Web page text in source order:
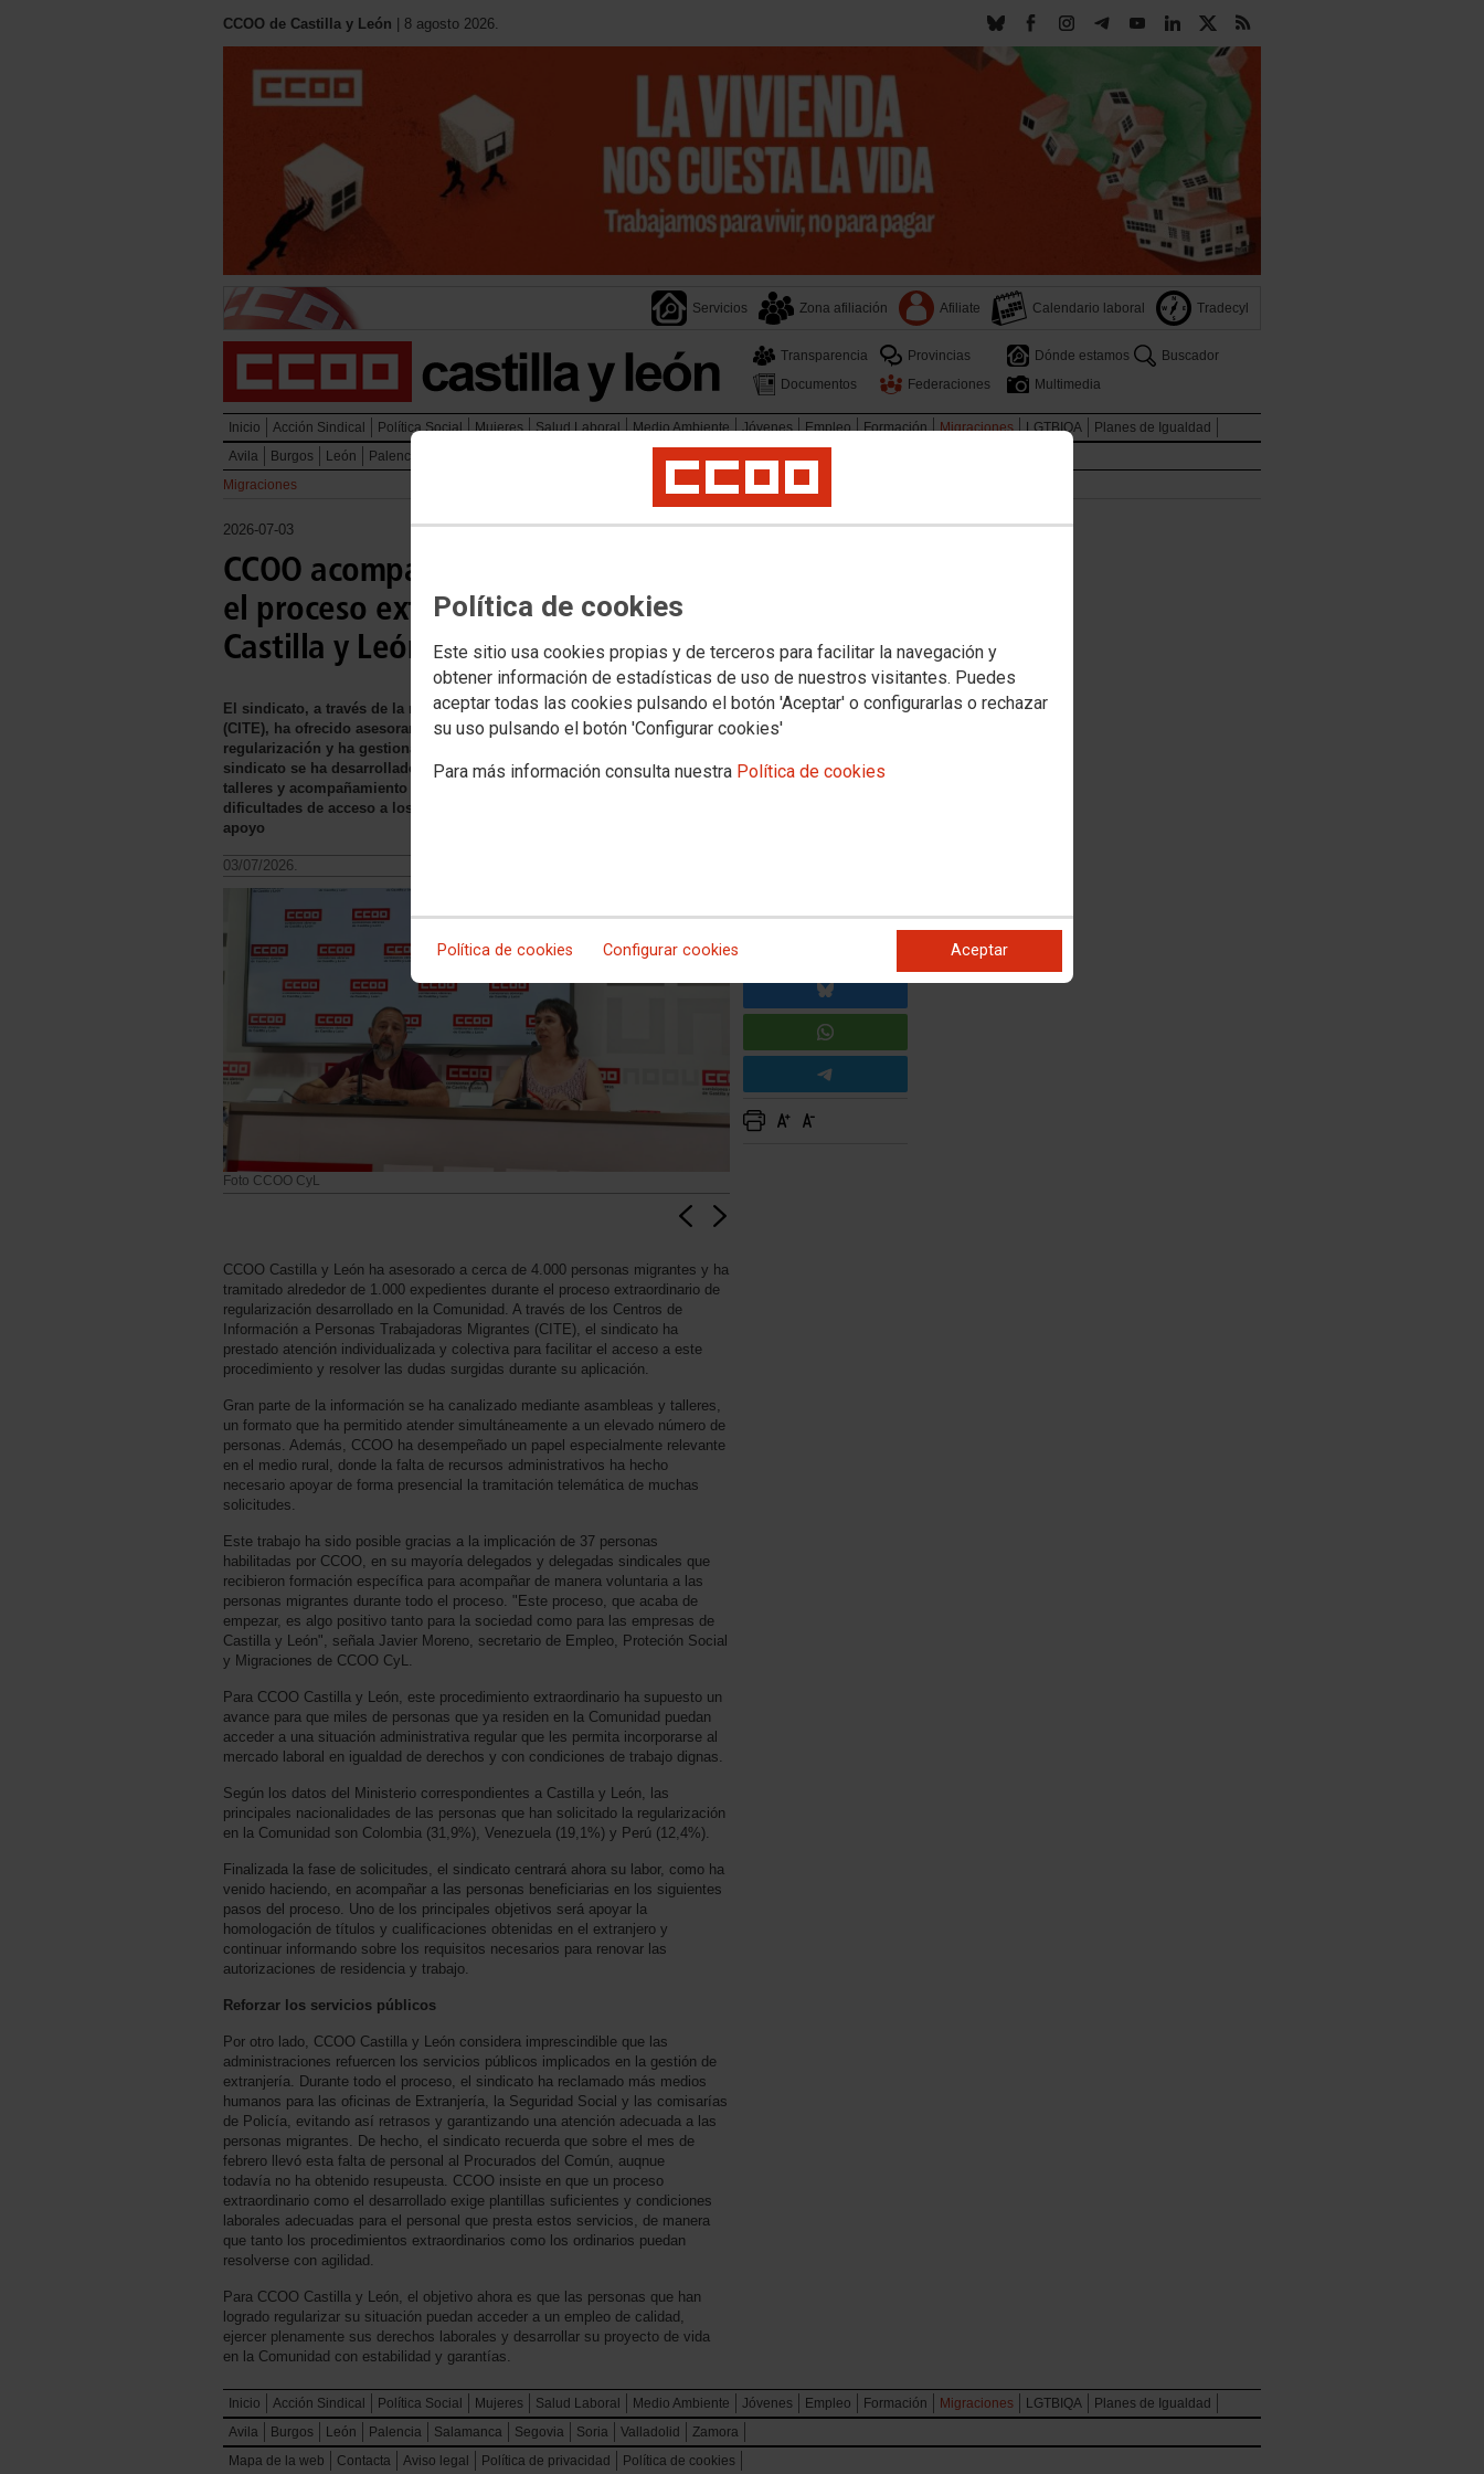
Política de cookies
Este sitio usa cookies propias y de terceros para facilitar la navegación y
obtener información de estadísticas de uso de nuestros visitantes. Puedes
aceptar todas las cookies pulsando el botón 'Aceptar' o configurarlas o rechazar
su uso pulsando el botón 'Configurar cookies'
Para más información consulta nuestra Política de cookies
Política de cookies Configurar cookies Aceptar
CCOO de Castilla y León | 8 agosto 2026.
Servicios Zona afiliación Afiliate Calendario laboral Tradecyl
Transparencia Provincias Dónde estamos
Buscador
Documentos
Federaciones Multimedia
Inicio Acción Sindical Política Social Mujeres Salud Laboral Medio Ambiente Jóvenes Empleo Formación Migraciones LGTBIQA
Planes de Igualdad
Avila
Burgos León Palencia
Migraciones
2026-07-03
CCOO acompaña a 4.000 personas migrantes en
el proceso extraordinario de regularización en
Castilla y León
El sindicato, a través de la red de Centros de Información a Personas Trabajadoras Migrantes
(CITE), ha ofrecido asesoramiento a cerca de 4.000 personas durante el proceso extraordinario de
regularización y ha gestionado alrededor de 1.000 expedientes en toda la Comunidad. La labor del
sindicato se ha desarrollado tanto mediante atención individual como a través de asambleas,
talleres y acompañamiento especializado, con especial incidencia en el medio rural, donde las
dificultades de acceso a los servicios administrativos han hecho especialmente necesario este
apoyo
03/07/2026.
Foto CCOO CyL
CCOO Castilla y León ha asesorado a cerca de 4.000 personas migrantes y ha
tramitado alrededor de 1.000 expedientes durante el proceso extraordinario de
regularización desarrollado en la Comunidad. A través de los Centros de
Información a Personas Trabajadoras Migrantes (CITE), el sindicato ha
prestado atención individualizada y colectiva para facilitar el acceso a este
procedimiento y resolver las dudas surgidas durante su aplicación.
Gran parte de la información se ha canalizado mediante asambleas y talleres,
un formato que ha permitido atender simultáneamente a un elevado número de
personas. Además, CCOO ha desempeñado un papel especialmente relevante
en el medio rural, donde la falta de recursos administrativos ha hecho
necesario apoyar de forma presencial la tramitación telemática de muchas
solicitudes.
Este trabajo ha sido posible gracias a la implicación de 37 personas
habilitadas por CCOO, en su mayoría delegados y delegadas sindicales que
recibieron formación específica para acompañar de manera voluntaria a las
personas migrantes durante todo el proceso. "Este proceso, que acaba de
empezar, es algo positivo tanto para la sociedad como para las empresas de
Castilla y León", señala Javier Moreno, secretario de Empleo, Proteción Social
y Migraciones de CCOO CyL.
Para CCOO Castilla y León, este procedimiento extraordinario ha supuesto un
avance para que miles de personas que ya residen en la Comunidad puedan
acceder a una situación administrativa regular que les permita incorporarse al
mercado laboral en igualdad de derechos y con condiciones de trabajo dignas.
Según los datos del Ministerio correspondientes a Castilla y León, las
principales nacionalidades de las personas que han solicitado la regularización
en la Comunidad son Colombia (31,9%), Venezuela (19,1%) y Perú (12,4%).
Finalizada la fase de solicitudes, el sindicato centrará ahora su labor, como ha
venido haciendo, en acompañar a las personas beneficiarias en los siguientes
pasos del proceso. Uno de los principales objetivos será apoyar la
homologación de títulos y cualificaciones obtenidas en el extranjero y
continuar informando sobre los requisitos necesarios para renovar las
autorizaciones de residencia y trabajo.
Reforzar los servicios públicos
Por otro lado, CCOO Castilla y León considera imprescindible que las
administraciones refuercen los servicios públicos implicados en la gestión de
extranjería. Durante todo el proceso, el sindicato ha reclamado más medios
humanos para las oficinas de Extranjería, la Seguridad Social y las comisarías
de Policía, evitando así retrasos y garantizando una atención adecuada a las
personas migrantes. De hecho, el sindicato recuerda que sobre el mes de
febrero llevó esta falta de personal al Procurados del Común, auqnue
todavía no ha obtenido resupeusta. CCOO insiste en que un proceso
extraordinario como el desarrollado exige plantillas suficientes y condiciones
laborales adecuadas para el personal que presta estos servicios, de manera
que tanto los procedimientos extraordinarios como los ordinarios puedan
resolverse con agilidad.
Para CCOO Castilla y León, el objetivo ahora es que las personas que han
logrado regularizar su situación puedan acceder a un empleo de calidad,
ejercer plenamente sus derechos laborales y desarrollar su proyecto de vida
en la Comunidad con estabilidad y garantías.
Inicio Acción Sindical Política Social Mujeres Salud Laboral Medio Ambiente Jóvenes Empleo Formación Migraciones LGTBIQA
Planes de Igualdad
Avila
Burgos León Palencia Salamanca Segovia Soria Valladolid
Zamora
Mapa de la web
Contacta Aviso legal Política de privacidad Política de cookies